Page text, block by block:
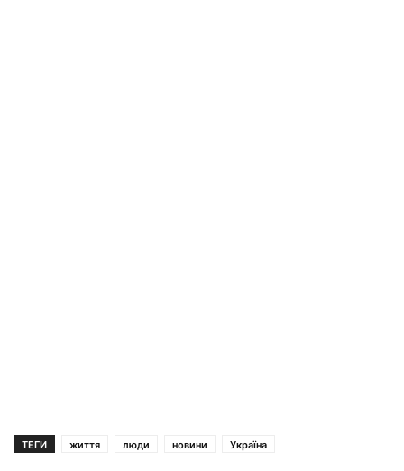
ТЕГИ життя люди новини Україна